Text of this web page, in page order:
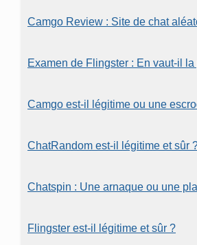
Camgo Review : Site de chat
Examen de Flingster : En vaut-il
Camgo est-il légitime ou une
ChatRandom est-il légitime et sûr
Chatspin : Une arnaque ou une
Flingster est-il légitime et sûr ?